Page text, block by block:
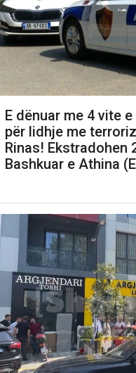
E dënuar me 4 vite
për lidhje me
Rinas! Ekstradohen
Bashkuar e Athina